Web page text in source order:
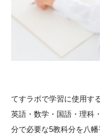
てすラボで学習に使用す
英語・数学・国語・理科
分で必要な5教科分を八幡